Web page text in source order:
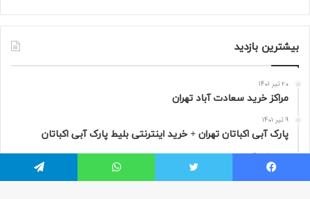
بیشترین بازدید
20 تیر 1401
مراکز خرید سعادت‌ آباد تهران
9 تیر 1401
پارک آبی اکباتان تهران + خرید اینترنتی بلیط پارک آبی اکباتان
31 خرداد 1401
قصر آبی پارس تهران
فیسبوک توییتر واتس آپ تلگرام